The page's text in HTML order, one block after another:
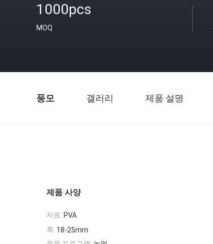
1000pcs
MOQ
풍모 갤러리 제품 설명
제품 사양
자료: PVA
폭: 18-25mm